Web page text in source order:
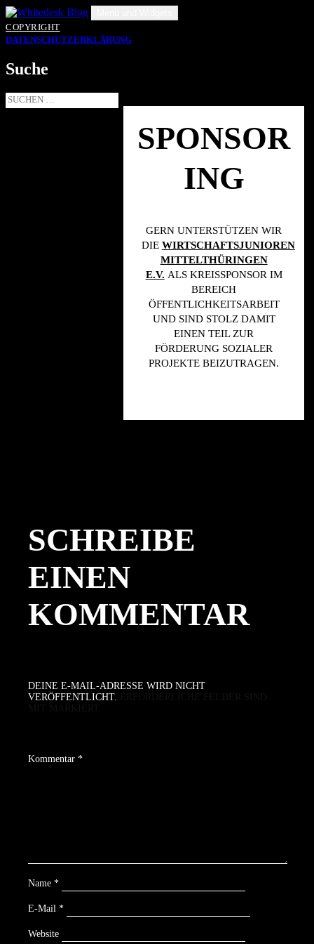
Zum
Inhalt
springen
COPYRIGHT
DATENSCHUTZERKLÄRUNG
Suche
Suche
nach:
SPONSOR
ING
GERN UNTERSTÜTZEN WIR
DIE WIRTSCHAFTSJUNIOREN
MITTELTHÜRINGEN
E.V. ALS KREISSPONSOR IM
BEREICH
ÖFFENTLICHKEITSARBEIT
UND SIND STOLZ DAMIT
EINEN TEIL ZUR
FÖRDERUNG SOZIALER
PROJEKTE BEIZUTRAGEN.
SCHREIBE
EINEN
KOMMENTAR
DEINE E-MAIL-ADRESSE WIRD NICHT
VERÖFFENTLICHT.
Kommentar *
Name *
E-Mail *
Website